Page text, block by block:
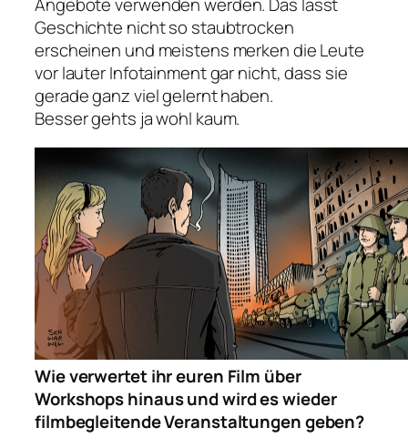
Geschichte nicht so staubtrocken
erscheinen und meistens merken die Leute
vor lauter Infotainment gar nicht, dass sie
gerade ganz viel gelernt haben.
Besser gehts ja wohl kaum.
Wie verwertet ihr euren Film über
Workshops hinaus und wird es wieder
filmbegleitende Veranstaltungen geben?